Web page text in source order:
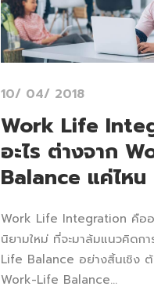
10/ 04/ 2018
Work Life
อะไร ต่างจาก
Balance แค่ไหน
Work Life Integration คืออ
นิยามใหม่ ที่จะมาล้มแนวคิดก
Life Balance อย่างสิ้นเชิง
Work-Life Balance...